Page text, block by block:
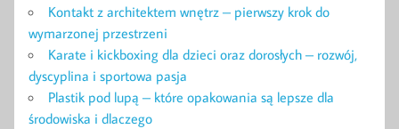
Kontakt z architektem wnętrz – pierwszy krok do
wymarzonej przestrzeni
Karate i kickboxing dla dzieci oraz dorosłych – rozwój,
dyscyplina i sportowa pasja
Plastik pod lupą – które opakowania są lepsze dla
środowiska i dlaczego